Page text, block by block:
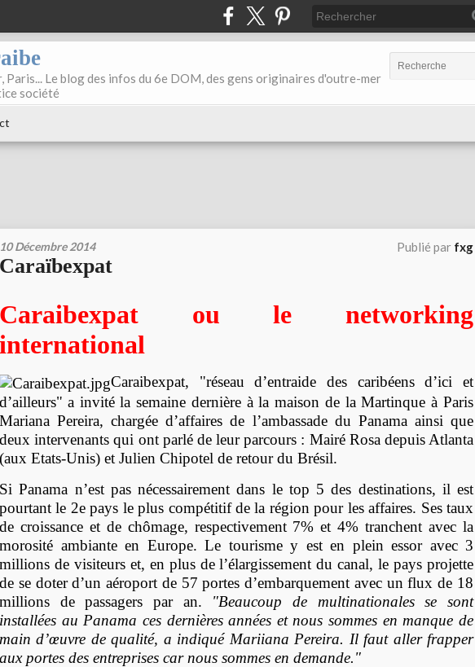
Paris... Le blog des infos du 6e DOM, des gens originaires d'outre-mer
société
10 Décembre 2014 Publié par fxg
Caraïbexpat
Caraibexpat ou le networking
international
Caraibexpat, "réseau d’entraide des caribéens d’ici et
d’ailleurs" a invité la semaine dernière à la maison de la Martinque à Paris
Mariana Pereira, chargée d’affaires de l’ambassade du Panama ainsi que
deux intervenants qui ont parlé de leur parcours : Mairé Rosa depuis Atlanta
(aux Etats-Unis) et Julien Chipotel de retour du Brésil.
Si Panama n’est pas nécessairement dans le top 5 des destinations, il est
pourtant le 2e pays le plus compétitif de la région pour les affaires. Ses taux
de croissance et de chômage, respectivement 7% et 4% tranchent avec la
morosité ambiante en Europe. Le tourisme y est en plein essor avec 3
millions de visiteurs et, en plus de l’élargissement du canal, le pays projette
de se doter d’un aéroport de 57 portes d’embarquement avec un flux de 18
millions de passagers par an. "Beaucoup de multinationales se sont
installées au Panama ces dernières années et nous sommes en manque de
main d’œuvre de qualité, a indiqué Mariiana Pereira. Il faut aller frapper
aux portes des entreprises car nous sommes en demande."